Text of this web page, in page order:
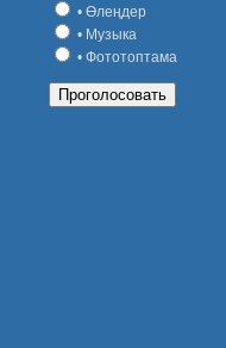
• Өлеңдер
• Музыка
• Фототоптама